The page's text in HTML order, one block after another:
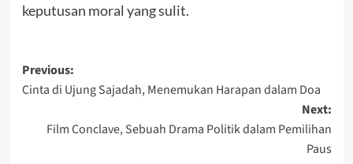
keputusan moral yang sulit.
Post
navigation
Previous:
Cinta di Ujung Sajadah, Menemukan Harapan dalam Doa
Next:
Film Conclave, Sebuah Drama Politik dalam Pemilihan
Paus